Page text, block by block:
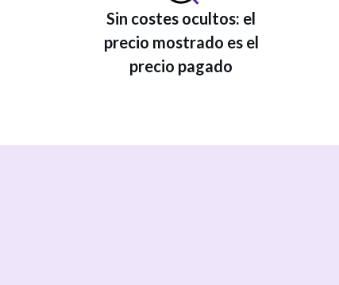
Sin costes ocultos: el
precio mostrado es el
precio pagado